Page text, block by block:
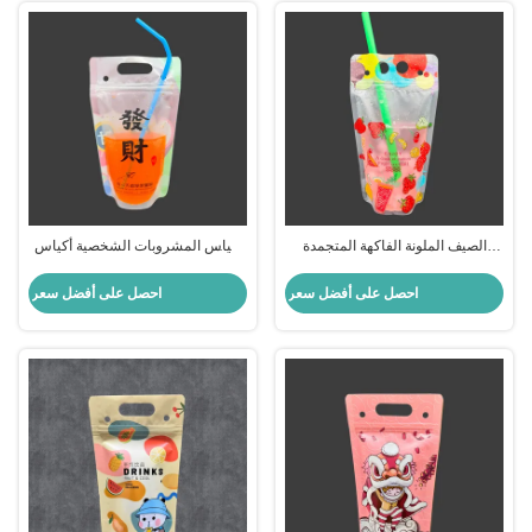
أكياس المشروبات الشخصية أكياس
أكياس مشروبات العصير مع السحاب
احصل على أفضل سعر
الصيف الملونة الفاكهة المتجمدة
المشروبات مع ثقوب القش الثقوب
احصل على أفضل سعر